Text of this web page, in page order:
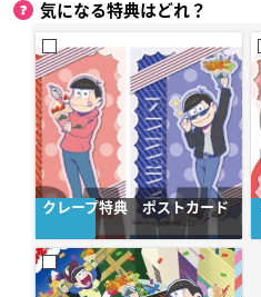
気になる特典はどれ？
クレープ特典 ポストカード